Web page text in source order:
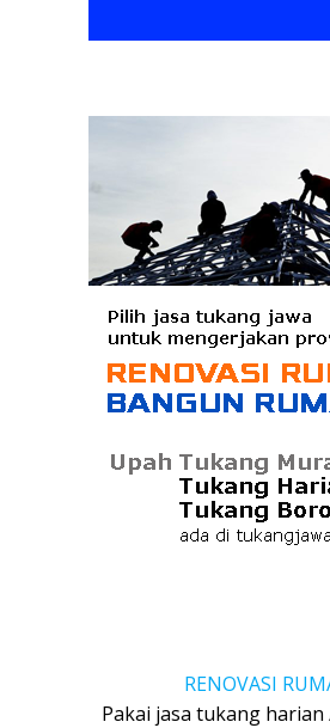
RENOVASI
Pakai jasa tukang